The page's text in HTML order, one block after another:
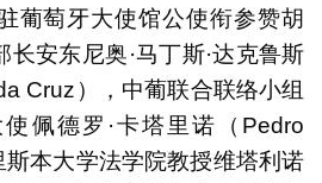
葡萄牙大使馆公使衔参赞胡
安东尼奥·马丁斯·达克鲁斯
Cruz），中葡联合联络小组
佩德罗·卡塔里诺（Pedro
本大学法学院教授维塔利诺